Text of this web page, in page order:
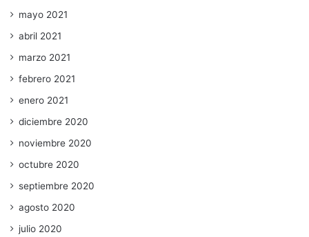
mayo 2021
abril 2021
marzo 2021
febrero 2021
enero 2021
diciembre 2020
noviembre 2020
octubre 2020
septiembre 2020
agosto 2020
julio 2020